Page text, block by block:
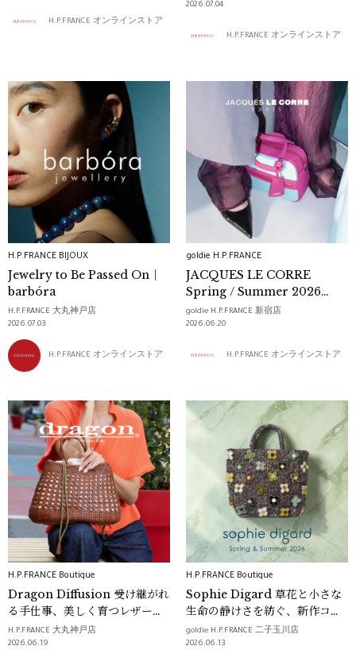
H.P.FRANCE オンラインストア
2026.07.04
H.P.FRANCE オンラインストア
H.P.FRANCE BIJOUX
Jewelry to Be Passed On｜
barbóra
H.P.FRANCE 大丸神戸店
2026.07.03
H.P.FRANCE オンラインストア
goldie H.P.FRANCE
JACQUES LE CORRE
Spring / Summer 2026
Collection
goldie H.P.FRANCE 新宿店
2026.06.20
H.P.FRANCE オンラインストア
H.P.FRANCE Boutique
Dragon Diffusion 受け継がれ
る手仕事、美しく育つレザーバ
ッグ
H.P.FRANCE 大丸神戸店
2026.06.19
H.P.FRANCE Boutique
Sophie Digard 草花と小さな
生命の静けさを紡ぐ、新作コレ
クション
goldie H.P.FRANCE 二子玉川店
2026.06.13